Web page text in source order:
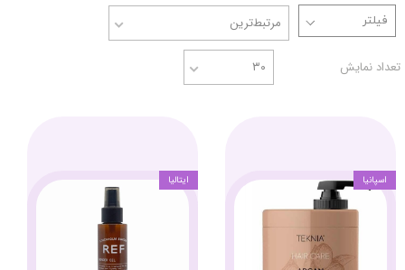
خروج از حساب کاربریمرتبط‌ترین
تعداد نمایش ۳۰
اسپانیا ایتالیا